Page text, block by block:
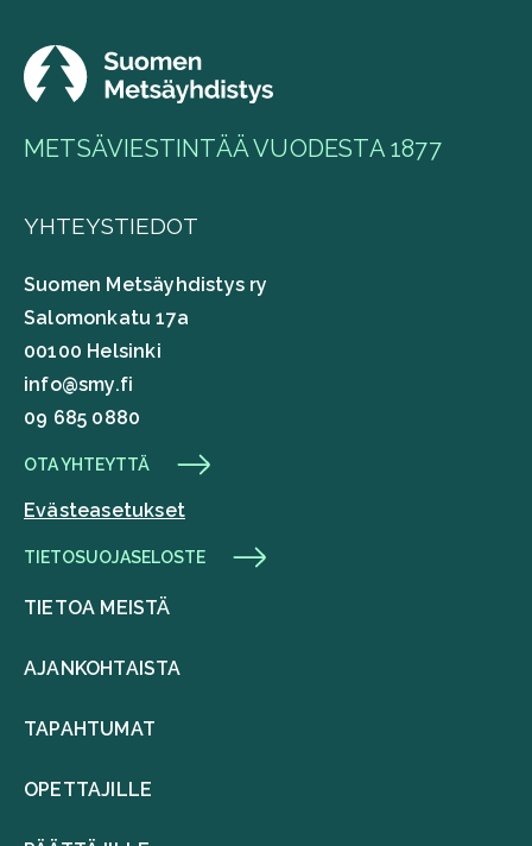
METSÄVIESTINTÄÄ VUODESTA 1877
YHTEYSTIEDOT
Suomen Metsäyhdistys ry
Salomonkatu 17a
00100 Helsinki
info@smy.fi
09 685 0880
OTA YHTEYTTÄ
Evästeasetukset
TIETOSUOJASELOSTE
TIETOA MEISTÄ
AJANKOHTAISTA
TAPAHTUMAT
OPETTAJILLE